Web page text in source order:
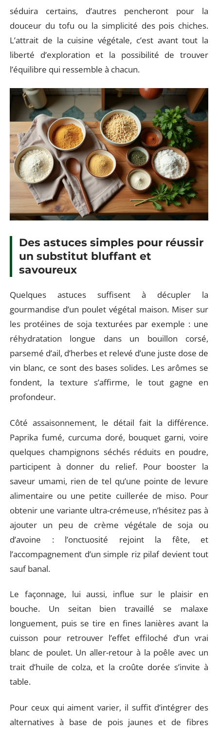
séduira certains, d’autres pencheront pour la
douceur du tofu ou la simplicité des pois chiches.
L’attrait de la cuisine végétale, c’est avant tout la
liberté d’exploration et la possibilité de trouver
l’équilibre qui ressemble à chacun.
Des astuces simples pour réussir
un substitut bluffant et
savoureux
Quelques astuces suffisent à décupler la
gourmandise d’un poulet végétal maison. Miser sur
les protéines de soja texturées par exemple : une
réhydratation longue dans un bouillon corsé,
parsemé d’ail, d’herbes et relevé d’une juste dose de
vin blanc, ce sont des bases solides. Les arômes se
fondent, la texture s’affirme, le tout gagne en
profondeur.
Côté assaisonnement, le détail fait la différence.
Paprika fumé, curcuma doré, bouquet garni, voire
quelques champignons séchés réduits en poudre,
participent à donner du relief. Pour booster la
saveur umami, rien de tel qu’une pointe de levure
alimentaire ou une petite cuillerée de miso. Pour
obtenir une variante ultra-crémeuse, n’hésitez pas à
ajouter un peu de crème végétale de soja ou
d’avoine : l’onctuosité rejoint la fête, et
l’accompagnement d’un simple riz pilaf devient tout
sauf banal.
Le façonnage, lui aussi, influe sur le plaisir en
bouche. Un seitan bien travaillé se malaxe
longuement, puis se tire en fines lanières avant la
cuisson pour retrouver l’effet effiloché d’un vrai
blanc de poulet. Un aller-retour à la poêle avec un
trait d’huile de colza, et la croûte dorée s’invite à
table.
Pour ceux qui aiment varier, il suffit d’intégrer des
alternatives à base de pois jaunes et de fibres